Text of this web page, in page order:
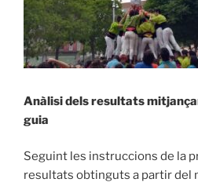
Anàlisi dels resultats
guia
Seguint les instruccions de la
resultats obtinguts a partir del